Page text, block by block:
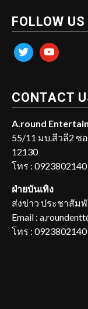
FOLLOW US
twitter youtube
CONTACT
A.round
55/11 มบ.สีวลี2 ซ
12130
โทร : 0923802140
ฝ่ายบันเทิง
ส่งข่าว ประชาสัม
Email :
โทร : 0923802140